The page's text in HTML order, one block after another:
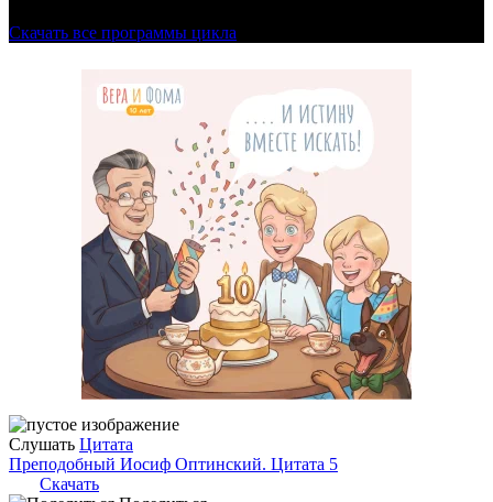
Скачать все программы цикла
Слушать Цитата
Преподобный Иосиф Оптинский. Цитата 5
Скачать